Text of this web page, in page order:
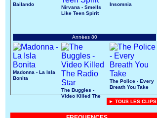
Bailando
Nirvana - Smells
Like Teen Spirit
Insomnia
Années 80
Madonna - La Isla
Bonita
The Buggles -
Video Killed The
The Police - Every
Breath You Take
► TOUS LES CLIPS